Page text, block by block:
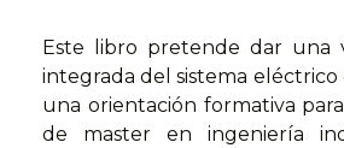
Este libro pretende dar una
integrada del sistema
una orientación formativa
de master en ingeniería